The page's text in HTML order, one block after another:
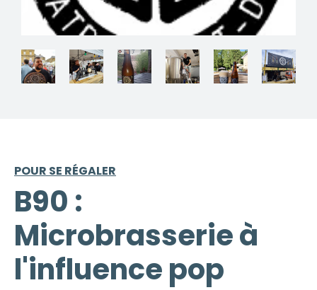
POUR SE RÉGALER
B90 :
Microbrasserie à
l'influence pop